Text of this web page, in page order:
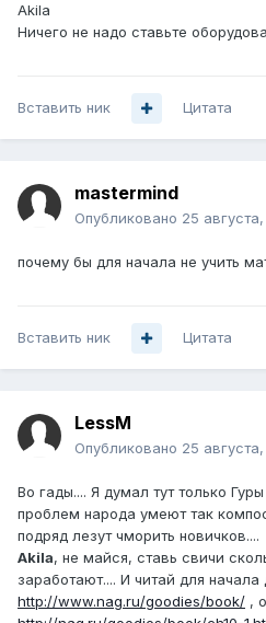
Akila
Ничего не надо ставьте
Вставить ник Цитата
mastermind
Опубликовано 25
почему бы для начала не учить
Вставить ник Цитата
LessM
Опубликовано 25
Во гады.... Я думал тут только
проблем народа умеют так
подряд лезут чморить новичков....
Akila, не майся, ставь свичи
заработают.... И читай для
http://www.nag.ru/goodies/book/ ,